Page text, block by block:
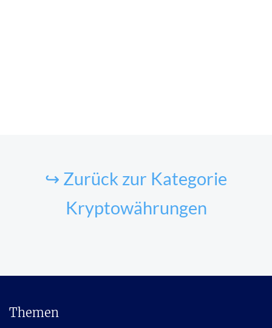
↪ Zurück zur Kategorie
Kryptowährungen
Themen